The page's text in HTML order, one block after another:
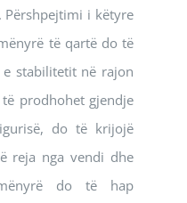
Përshpejtimi i këtyre
të qartë do të
stabilitetit në rajon
prodhohet gjendje
do të krijojë
reja nga vendi dhe
do të hap